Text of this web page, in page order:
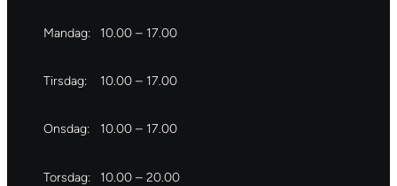
Mandag: 10.00 – 17.00
Tirsdag: 10.00 – 17.00
Onsdag: 10.00 – 17.00
Torsdag: 10.00 – 20.00